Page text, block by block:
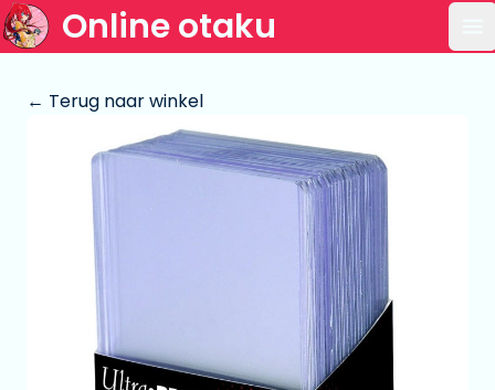
Online otaku
← Terug naar winkel